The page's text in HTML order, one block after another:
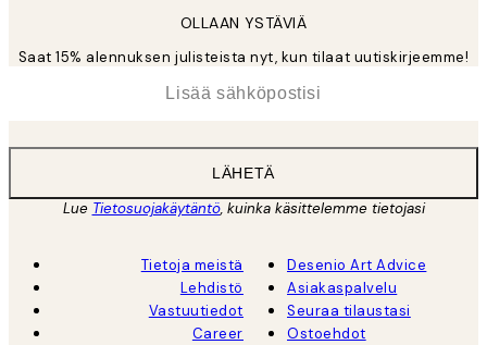
OLLAAN YSTÄVIÄ
Saat 15% alennuksen julisteista nyt, kun tilaat uutiskirjeemme!
LÄHETÄ
Lue Tietosuojakäytäntö, kuinka käsittelemme tietojasi
Tietoja meistä
Lehdistö
Vastuutiedot
Career
Desenio Art Advice
Asiakaspalvelu
Seuraa tilaustasi
Ostoehdot